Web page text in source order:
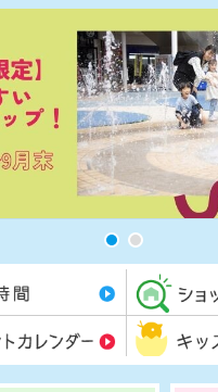
営業時間一覧
イベントカレ